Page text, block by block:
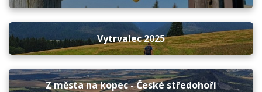
Vytrvalec 2025
Z města na kopec - České středohoří